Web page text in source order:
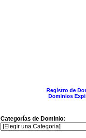
Registro de
Dominios
Categorías de Dominio: